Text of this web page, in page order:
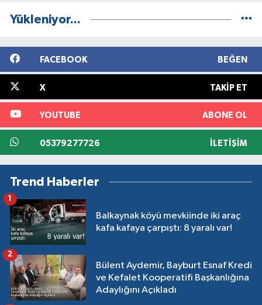
Yükleniyor...
FACEBOOK BEĞEN
X TAKIP ET
YOUTUBE ABONE OL
05379277726 İLETIŞIM
Trend Haberler
Balkaynak köyü mevkiinde iki araç
kafa kafaya çarpıştı: 8 yaralı var!
Bülent Aydemir, Bayburt Esnaf Kredi
ve Kefalet Kooperatifi Başkanlığına
Adaylığını Açıkladı
2